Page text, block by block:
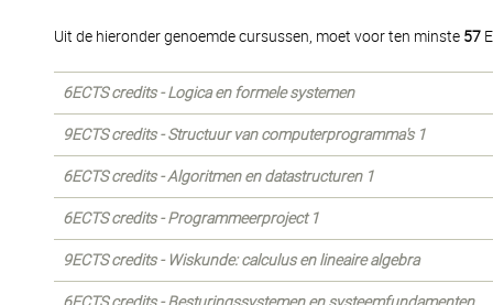
Uit de hieronder genoemde cursussen, moet voor ten minste 57
6ECTS credits - Logica en formele systemen
9ECTS credits - Structuur van computerprogramma's 1
6ECTS credits - Algoritmen en datastructuren 1
6ECTS credits - Programmeerproject 1
9ECTS credits - Wiskunde: calculus en lineaire algebra